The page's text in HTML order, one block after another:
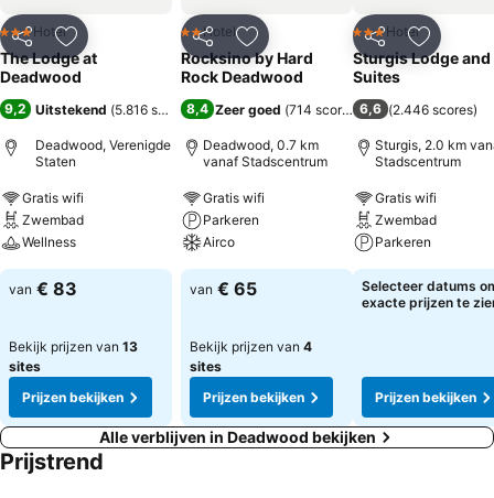
Delen Toevoegen aan favorieten
3 Sterren
Hotel
The Lodge at
Deadwood
9,2 Uitstekend (5.816 scores)
Deadwood, Verenigde
Staten
Gratis wifi
Zwembad
Wellness
van € 83
Bekijk prijzen van 13
sites
Prijzen bekijken
Delen Toevoegen aan favorieten
2 Sterren
Hotel
Rocksino by Hard
Rock Deadwood
8,4 Zeer goed (714 scores )
Deadwood, 0.7 km
vanaf Stadscentrum
Gratis wifi
Parkeren
Airco
van € 65
Bekijk prijzen van 4
sites
Prijzen bekijken
Delen
3 Sterren
Hotel
Sturgis Lodge and
Suites
6,6 (2.446 scores)
Sturgis, 2.0 km
Stadscentrum
Gratis wifi
Zwembad
Parkeren
Selecteer datums
exacte prijzen te
Prijzen bekijken
Alle verblijven in Deadwood bekijken
Prijstrend